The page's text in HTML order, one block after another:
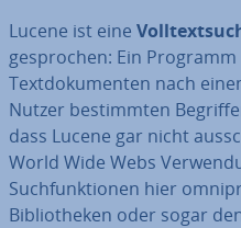
Lucene ist eine
ge­spro­chen: Ein
Text­do­ku­men­ten nach
Nutzer be­stimm­ten
dass Lucene gar nicht
World Wide Webs
Such­funk­tio­nen hier
Bi­blio­the­ken oder sogar